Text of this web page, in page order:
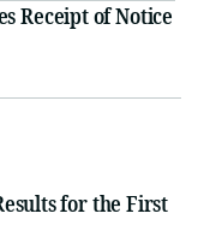
Receipt of Notice
for the First